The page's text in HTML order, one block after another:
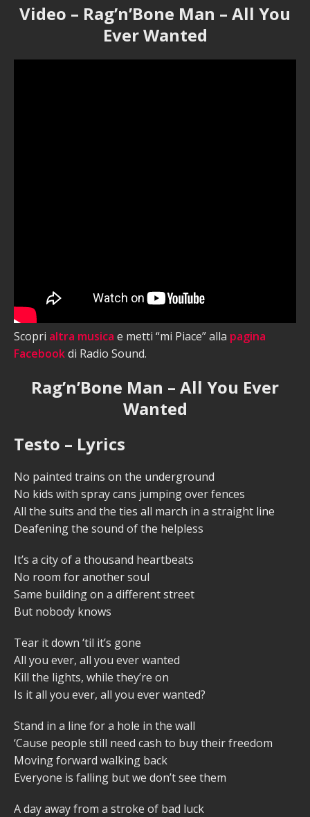
Video – Rag’n’Bone Man – All You
Ever Wanted
Scopri altra musica e metti “mi Piace” alla pagina
Facebookdi Radio Sound.
Rag’n’Bone Man – All You Ever
Wanted
Testo – Lyrics
No painted trains on the underground
No kids with spray cans jumping over fences
All the suits and the ties all march in a straight line
Deafening the sound of the helpless
It’s a city of a thousand heartbeats
No room for another soul
Same building on a different street
But nobody knows
Tear it down ‘til it’s gone
All you ever, all you ever wanted
Kill the lights, while they’re on
Is it all you ever, all you ever wanted?
Stand in a line for a hole in the wall
‘Cause people still need cash to buy their freedom
Moving forward walking back
Everyone is falling but we don’t see them
A day away from a stroke of bad luck